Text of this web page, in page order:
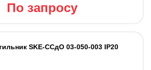
По запросу
SKE-ССдО 03-050-003 IP20